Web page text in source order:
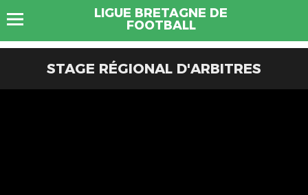
LIGUE BRETAGNE DE
FOOTBALL
STAGE RÉGIONAL D'ARBITRES